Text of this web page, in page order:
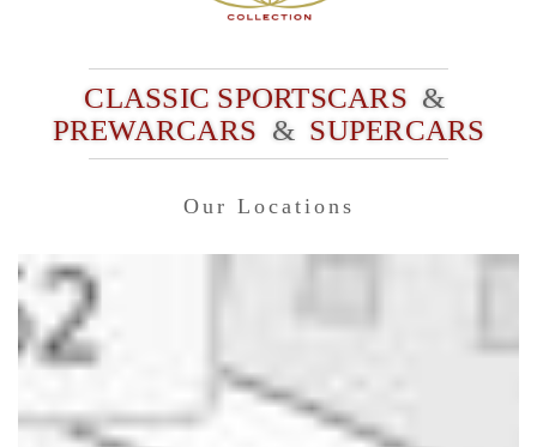
CLASSIC SPORTSCARS &
PREWARCARS & SUPERCARS
Our Locations